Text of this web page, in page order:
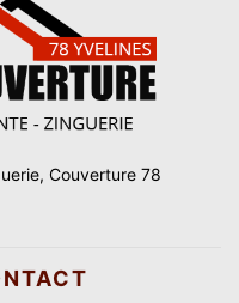
Couverture 78